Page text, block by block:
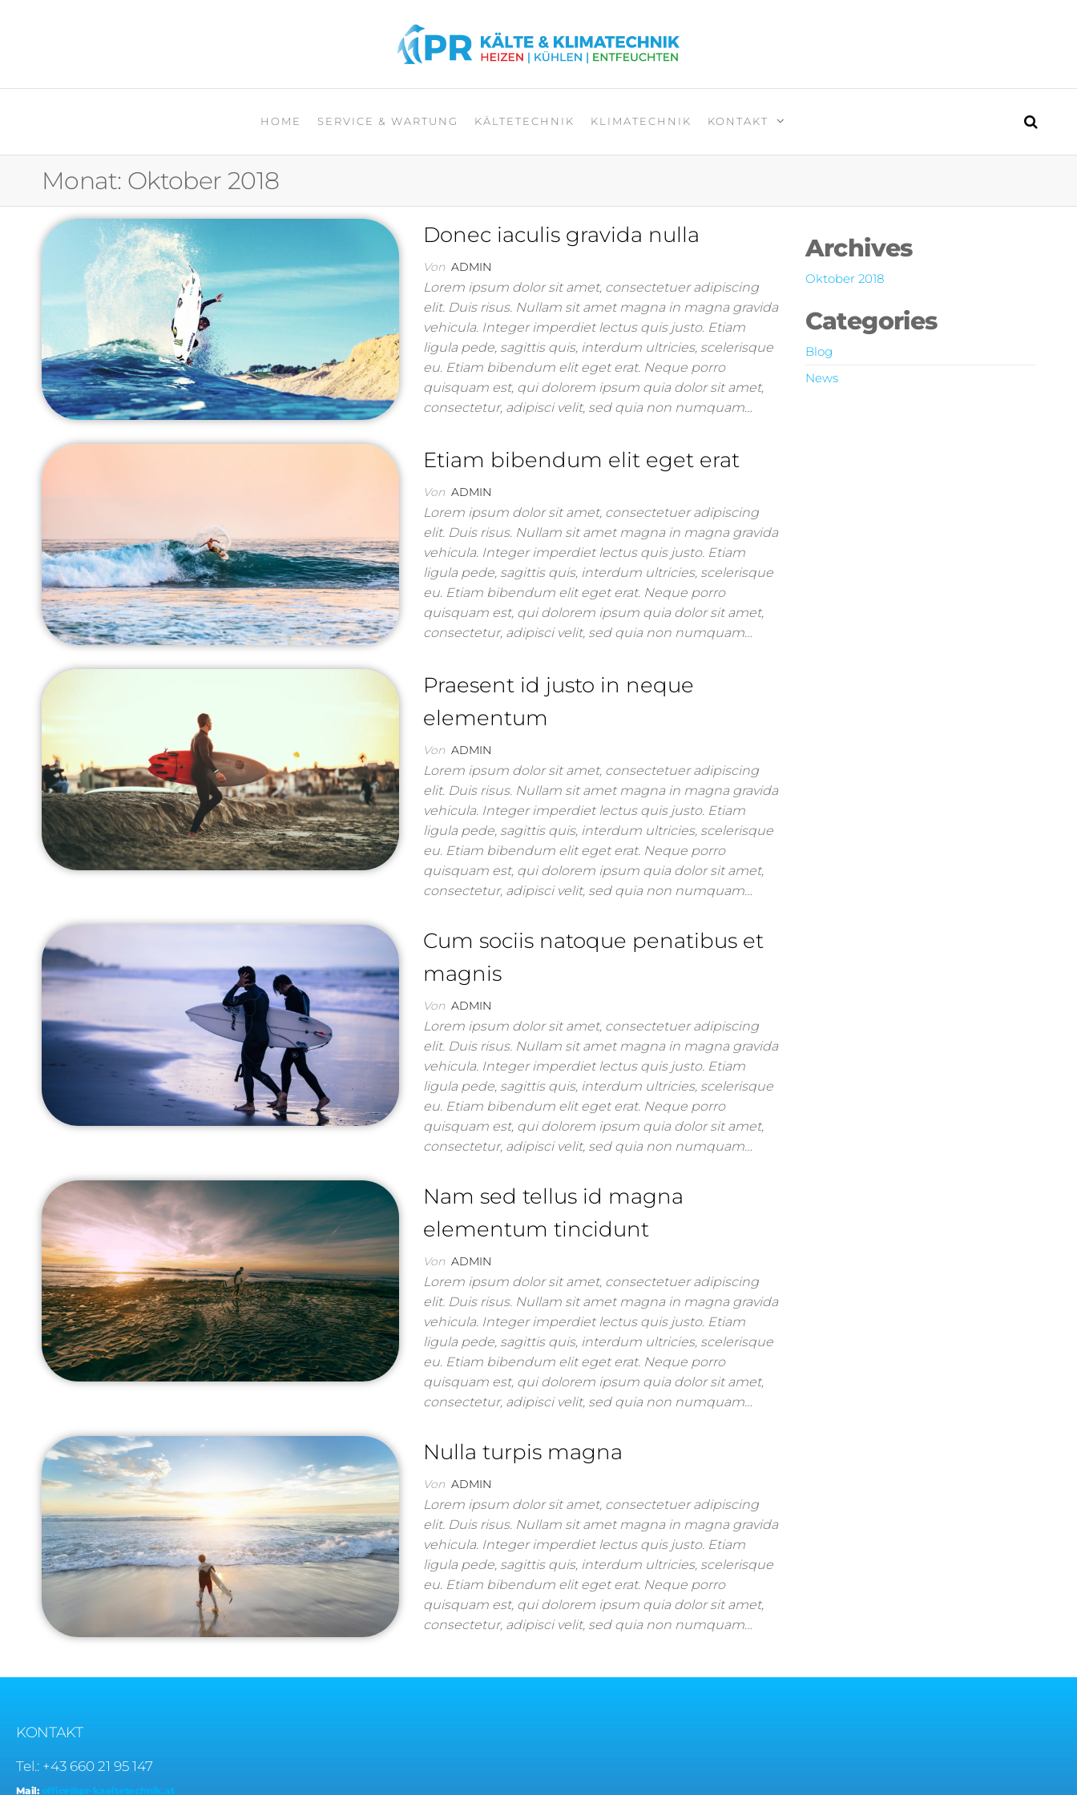
HOME SERVICE & WARTUNG KÄLTETECHNIK KLIMATECHNIK KONTAKT
Monat: Oktober 2018
Donec iaculis gravida nulla
Von ADMIN
Lorem ipsum dolor sit amet, consectetuer adipiscing
elit. Duis risus. Nullam sit amet magna in magna gravida
vehicula. Integer imperdiet lectus quis justo. Etiam
ligula pede, sagittis quis, interdum ultricies, scelerisque
eu. Etiam bibendum elit eget erat. Neque porro
quisquam est, qui dolorem ipsum quia dolor sit amet,
consectetur, adipisci velit, sed quia non numquam…
Etiam bibendum elit eget erat
Von ADMIN
Lorem ipsum dolor sit amet, consectetuer adipiscing
elit. Duis risus. Nullam sit amet magna in magna gravida
vehicula. Integer imperdiet lectus quis justo. Etiam
ligula pede, sagittis quis, interdum ultricies, scelerisque
eu. Etiam bibendum elit eget erat. Neque porro
quisquam est, qui dolorem ipsum quia dolor sit amet,
consectetur, adipisci velit, sed quia non numquam…
Praesent id justo in neque
elementum
Von ADMIN
Lorem ipsum dolor sit amet, consectetuer adipiscing
elit. Duis risus. Nullam sit amet magna in magna gravida
vehicula. Integer imperdiet lectus quis justo. Etiam
ligula pede, sagittis quis, interdum ultricies, scelerisque
eu. Etiam bibendum elit eget erat. Neque porro
quisquam est, qui dolorem ipsum quia dolor sit amet,
consectetur, adipisci velit, sed quia non numquam…
Cum sociis natoque penatibus et
magnis
Von ADMIN
Lorem ipsum dolor sit amet, consectetuer adipiscing
elit. Duis risus. Nullam sit amet magna in magna gravida
vehicula. Integer imperdiet lectus quis justo. Etiam
ligula pede, sagittis quis, interdum ultricies, scelerisque
eu. Etiam bibendum elit eget erat. Neque porro
quisquam est, qui dolorem ipsum quia dolor sit amet,
consectetur, adipisci velit, sed quia non numquam…
Nam sed tellus id magna
elementum tincidunt
Von ADMIN
Lorem ipsum dolor sit amet, consectetuer adipiscing
elit. Duis risus. Nullam sit amet magna in magna gravida
vehicula. Integer imperdiet lectus quis justo. Etiam
ligula pede, sagittis quis, interdum ultricies, scelerisque
eu. Etiam bibendum elit eget erat. Neque porro
quisquam est, qui dolorem ipsum quia dolor sit amet,
consectetur, adipisci velit, sed quia non numquam…
Nulla turpis magna
Von ADMIN
Lorem ipsum dolor sit amet, consectetuer adipiscing
elit. Duis risus. Nullam sit amet magna in magna gravida
vehicula. Integer imperdiet lectus quis justo. Etiam
ligula pede, sagittis quis, interdum ultricies, scelerisque
eu. Etiam bibendum elit eget erat. Neque porro
quisquam est, qui dolorem ipsum quia dolor sit amet,
consectetur, adipisci velit, sed quia non numquam…
Archives
Oktober 2018
Categories
Blog
News
KONTAKT
Tel.: +43 660 21 95 147
Mail:office@pr-kaeltetechnik.at